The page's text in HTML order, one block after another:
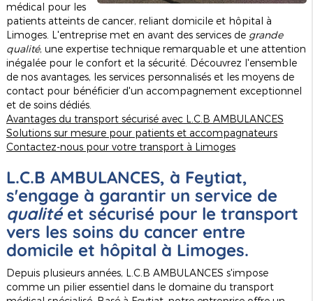
médical pour les
patients atteints de cancer, reliant domicile et hôpital à
Limoges. L'entreprise met en avant des services de grande
qualité, une expertise technique remarquable et une attention
inégalée pour le confort et la sécurité. Découvrez l'ensemble
de nos avantages, les services personnalisés et les moyens de
contact pour bénéficier d'un accompagnement exceptionnel
et de soins dédiés.
Avantages du transport sécurisé avec L.C.B AMBULANCES
Solutions sur mesure pour patients et accompagnateurs
Contactez-nous pour votre transport à Limoges
L.C.B AMBULANCES, à Feytiat,
s'engage à garantir un service de
qualitéet sécurisé pour le transport
vers les soins du cancer entre
domicile et hôpital à Limoges.
Depuis plusieurs années, L.C.B AMBULANCES s'impose
comme un pilier essentiel dans le domaine du transport